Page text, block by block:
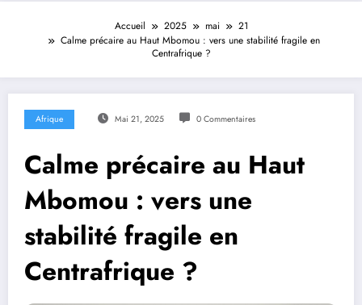
Accueil 2025 mai
21
Calme précaire au Haut Mbomou : vers une stabilité fragile en
Centrafrique ?
Afrique Mai 21, 2025 0 Commentaires
Calme précaire au Haut
Mbomou : vers une
stabilité fragile en
Centrafrique ?